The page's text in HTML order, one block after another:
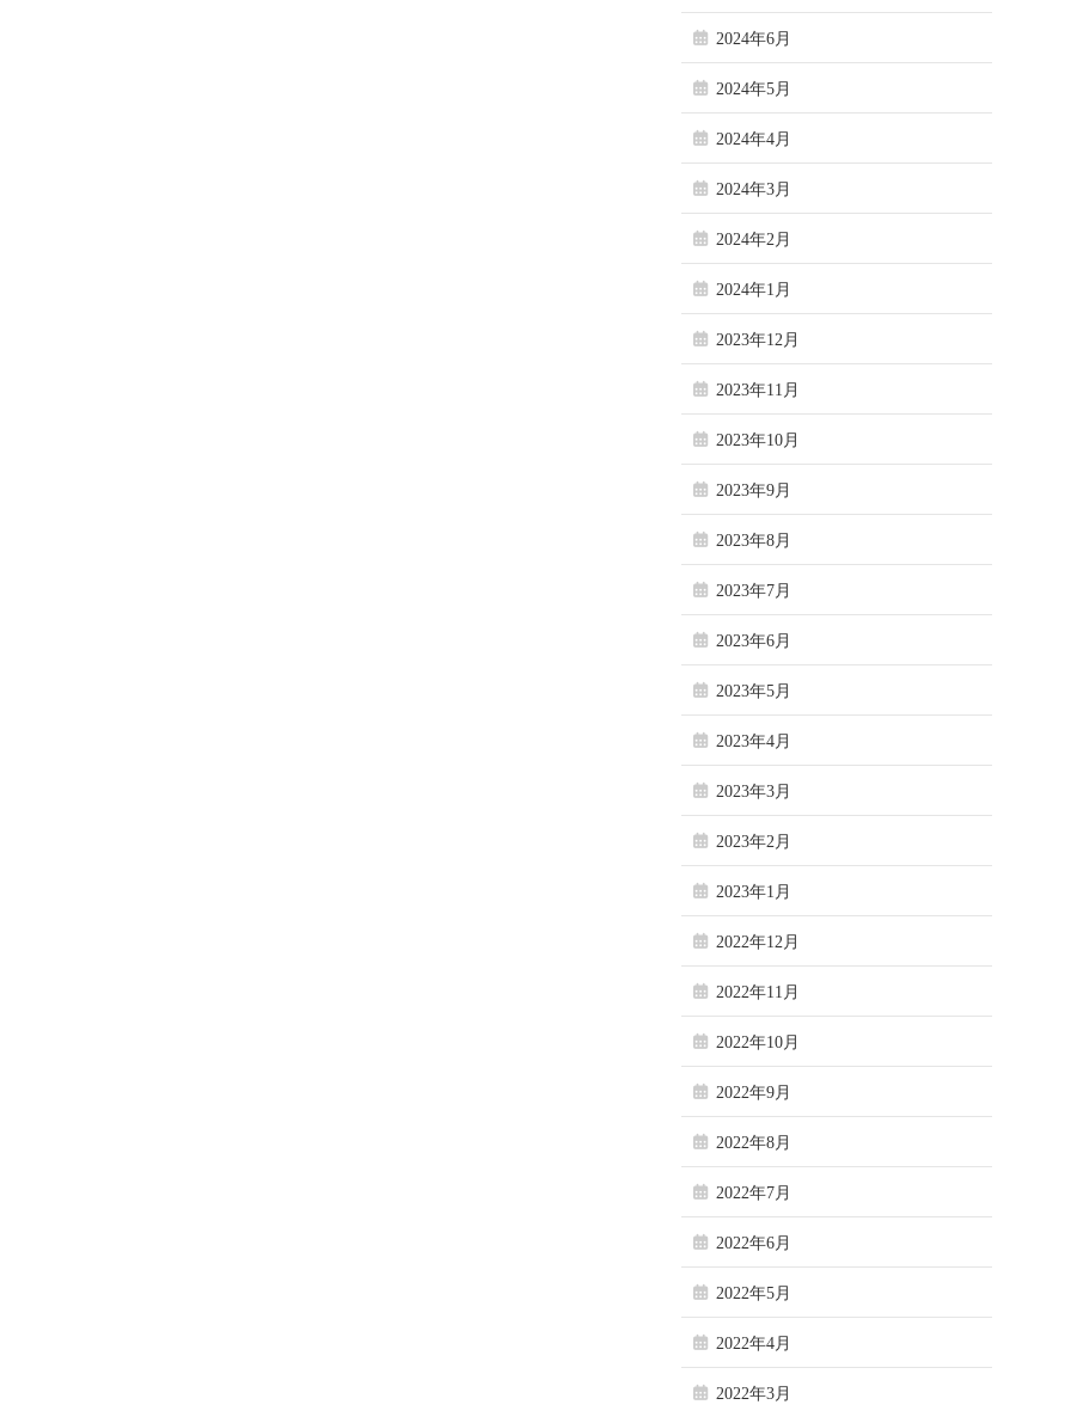
2024年6月
2024年5月
2024年4月
2024年3月
2024年2月
2024年1月
2023年12月
2023年11月
2023年10月
2023年9月
2023年8月
2023年7月
2023年6月
2023年5月
2023年4月
2023年3月
2023年2月
2023年1月
2022年12月
2022年11月
2022年10月
2022年9月
2022年8月
2022年7月
2022年6月
2022年5月
2022年4月
2022年3月